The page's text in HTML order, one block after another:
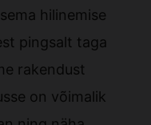
hilinemise
pingsalt taga
rakendust
on võimalik